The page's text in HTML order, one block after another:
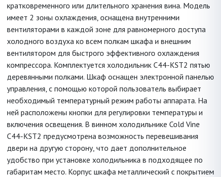
кратковременного или длительного хранения вина. Модель
имеет 2 зоны охлаждения, оснащена внутренними
вентиляторами в каждой зоне для равномерного доступа
холодного воздуха ко всем полкам шкафа и внешним
вентилятором для быстрого эффективного охлаждения
компрессора. Комплектуется холодильник C44-KST2 пятью
деревянными полками. Шкаф оснащен электронной панелью
управления, с помощью которой пользователь выбирает
необходимый температурный режим работы аппарата. На
ней расположены кнопки для регулировки температуры и
включения освещения. В винном холодильнике Cold Vine
C44-KST2 предусмотрена возможность перевешивания
двери на другую сторону, что дает дополнительное
удобство при установке холодильника в подходящее по
габаритам место. Корпус шкафа металлический с покрытием